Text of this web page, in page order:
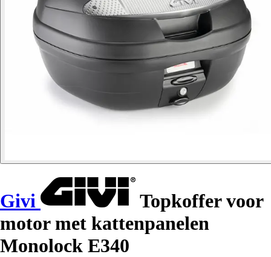
Givi
Topkoffer voor
motor met kattenpanelen
Monolock E340